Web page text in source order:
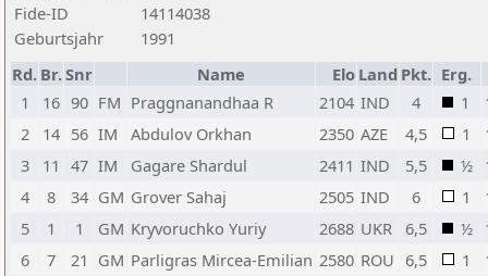
Fide-ID
14114038
Geburtsjahr
1991
Rd. Br.Snr Name Elo Land Pkt. Erg.
1
16 90 FM Praggnanandhaa R 2104 IND 4 1
2
14 56 IM Abdulov Orkhan 2350 AZE 4,5 1
3
11 47 IM Gagare Shardul 2411 IND 5,5 ½
4
8 34 GM Grover Sahaj 2505 IND 6 1
5
1 1 GM Kryvoruchko Yuriy 2688 UKR 6,5 ½
6
7 21 GM Parligras Mircea-Emilian 2580 ROU 6,5 1